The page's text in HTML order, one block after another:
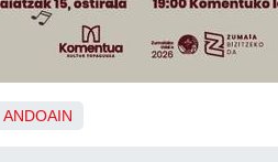
ANDOAIN